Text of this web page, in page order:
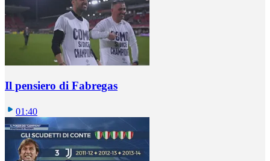
Il pensiero di Fabregas
01:40